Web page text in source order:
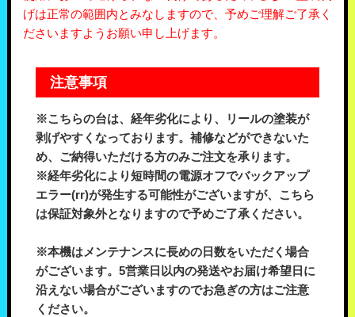
げは正常の範囲内とみなしますので、予めご理解ご了承く
ださいますようお願い申し上げます。
注意事項
※こちらの台は、経年劣化により、リールの塗装が
剥げやすくなっております。補修などができないた
め、ご納得いただける方のみご注文を承ります。
※経年劣化により短時間の電源オフでバックアップ
エラー(rr)が発生する可能性がございますが、こちら
は保証対象外となりますので予めご了承ください。
※本機はメンテナンスに長めの日数をいただく場合
がございます。5営業日以内の発送やお届け希望日に
沿えない場合がございますのでお急ぎの方はご注意
ください。